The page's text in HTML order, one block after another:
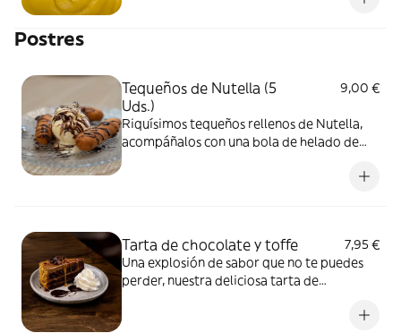
Postres
Tequeños de Nutella (5
Uds.)
9,00 €
Riquísimos tequeños rellenos de Nutella,
acompáñalos con una bola de helado de
Tarta de chocolate y toffe
7,95 €
Una explosión de sabor que no te puedes
perder, nuestra deliciosa tarta de